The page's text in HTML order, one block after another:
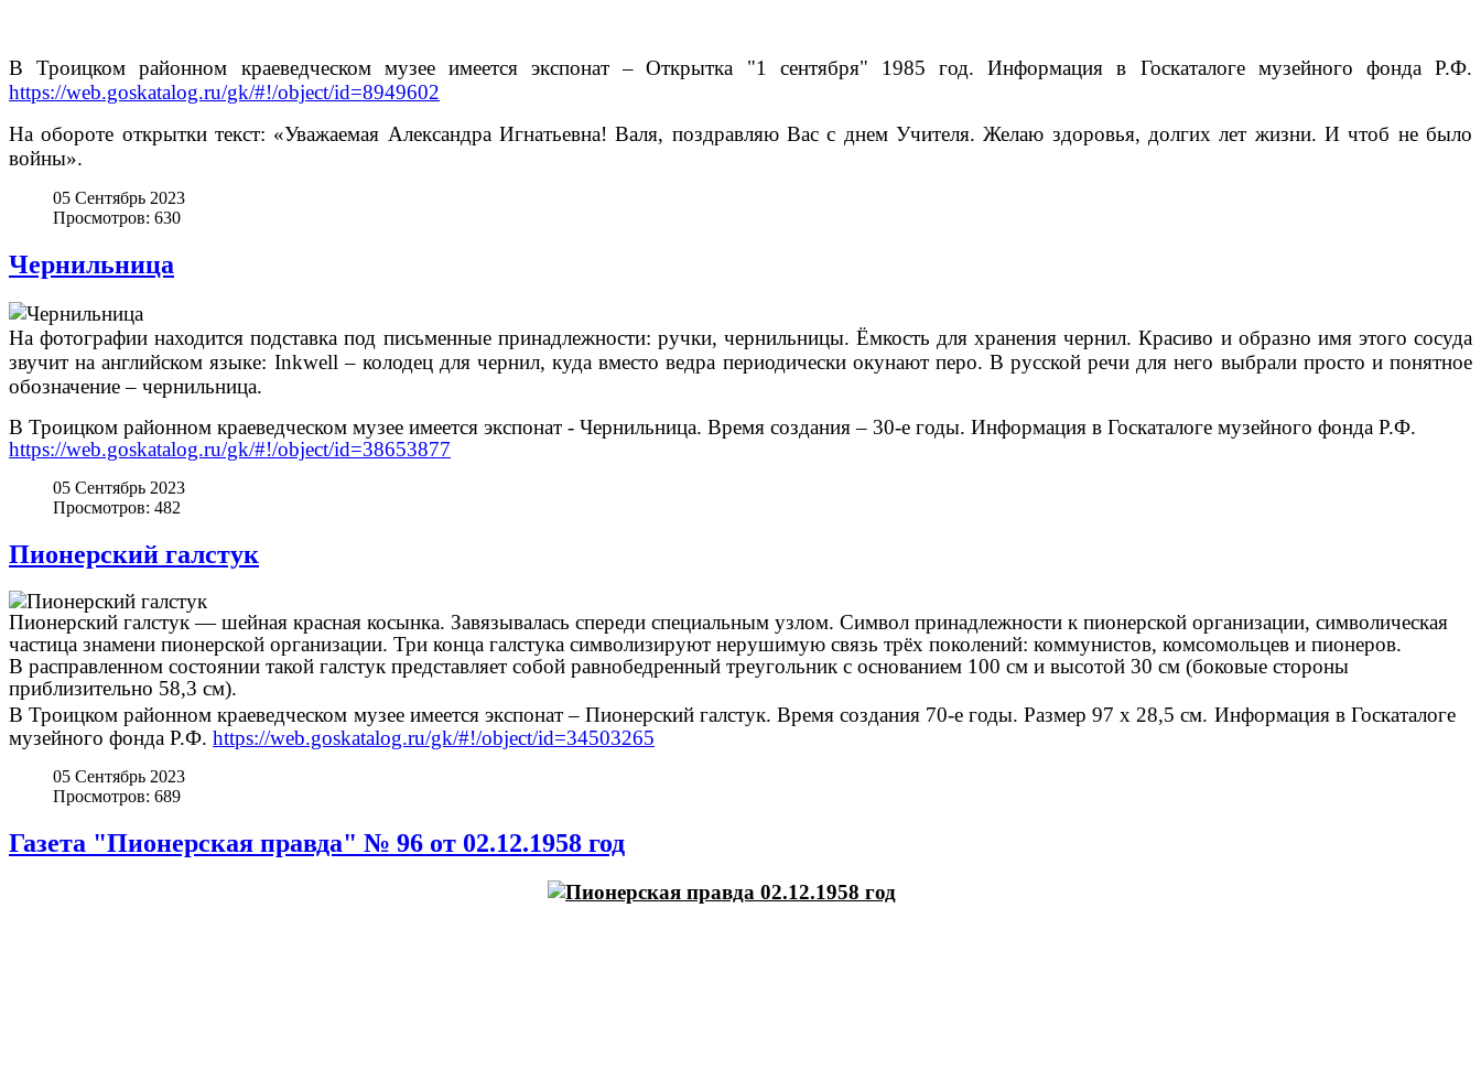
В Троицком районном краеведческом музее имеется экспонат – Открытка "1 сентября" 1985 год.Информация в Госкаталоге музейного фонда Р.Ф.
https://web.goskatalog.ru/gk/#!/object/id=8949602
На обороте открытки текст: «Уважаемая Александра Игнатьевна! Валя, поздравляю Вас с днем Учителя. Желаю здоровья, долгих лет жизни. И чтоб не было
войны».
05 Сентябрь 2023
Просмотров: 630
Чернильница
На фотографии находится подставка под письменные принадлежности: ручки, чернильницы. Ёмкость для хранения чернил. Красиво и образно имя этого сосуда
звучит на английском языке: Inkwell – колодец для чернил, куда вместо ведра периодически окунают перо. В русской речи для него выбрали просто и понятное
обозначение – чернильница.
В Троицком районном краеведческом музее имеется экспонат - Чернильница. Время создания – 30-е годы. Информация в Госкаталоге музейного фонда Р.Ф.
https://web.goskatalog.ru/gk/#!/object/id=38653877
05 Сентябрь 2023
Просмотров: 482
Пионерский галстук
Пионерский галстук — шейная красная косынка. Завязывалась спереди специальным узлом. Символ принадлежности к пионерской организации, символическая
частица знамени пионерской организации. Три конца галстука символизируют нерушимую связь трёх поколений: коммунистов, комсомольцев и пионеров.
В расправленном состоянии такой галстук представляет собой равнобедренный треугольник с основанием 100 см и высотой 30 см (боковые стороны
приблизительно 58,3 см).
В Троицком районном краеведческом музее имеется экспонат – Пионерский галстук. Время создания 70-е годы. Размер 97 х 28,5 см. Информация в Госкаталоге
музейного фонда Р.Ф. https://web.goskatalog.ru/gk/#!/object/id=34503265
05 Сентябрь 2023
Просмотров: 689
Газета "Пионерская правда" № 96 от 02.12.1958 год